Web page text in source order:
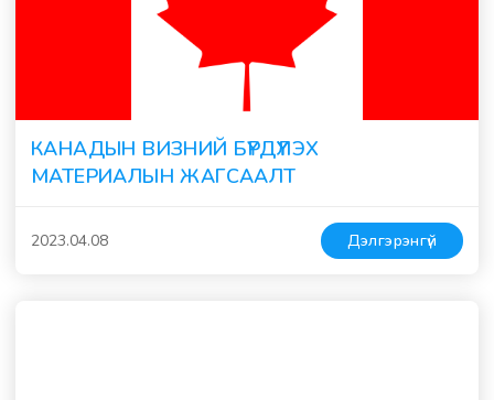
КАНАДЫН ВИЗНИЙ БҮРДҮҮЛЭХ
МАТЕРИАЛЫН ЖАГСААЛТ
2023.04.08 Дэлгэрэнгүй